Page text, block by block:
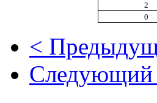
2
0
<
Следующий